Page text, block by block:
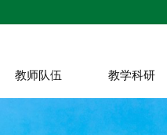
教师队伍 教学科研